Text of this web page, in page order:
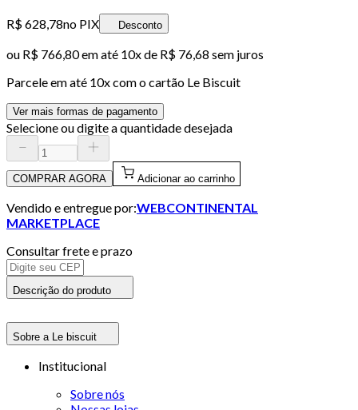
R$ 628,78no PIX Desconto
ou R$ 766,80em até 10x de R$ 76,68 sem juros
Parcele em até 10x com o cartão Le Biscuit
Ver mais formas de pagamento
Selecione ou digite a quantidade desejada
COMPRAR AGORA Adicionar ao carrinho
Vendido e entregue por:WEBCONTINENTAL
MARKETPLACE
Consultar frete e prazo
Descrição do produto
Sobre a Le biscuit
Institucional
Sobre nós